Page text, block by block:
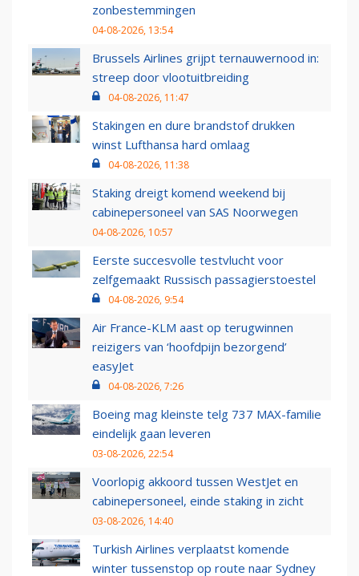
zonbestemmingen
04-08-2026, 13:54
Brussels Airlines grijpt ternauwernood in:
streep door vlootuitbreiding
04-08-2026, 11:47
Stakingen en dure brandstof drukken
winst Lufthansa hard omlaag
04-08-2026, 11:38
Staking dreigt komend weekend bij
cabinepersoneel van SAS Noorwegen
04-08-2026, 10:57
Eerste succesvolle testvlucht voor
zelfgemaakt Russisch passagierstoestel
04-08-2026, 9:54
Air France-KLM aast op terugwinnen
reizigers van ‘hoofdpijn bezorgend’
easyJet
04-08-2026, 7:26
Boeing mag kleinste telg 737 MAX-familie
eindelijk gaan leveren
03-08-2026, 22:54
Voorlopig akkoord tussen WestJet en
cabinepersoneel, einde staking in zicht
03-08-2026, 14:40
Turkish Airlines verplaatst komende
winter tussenstop op route naar Sydney